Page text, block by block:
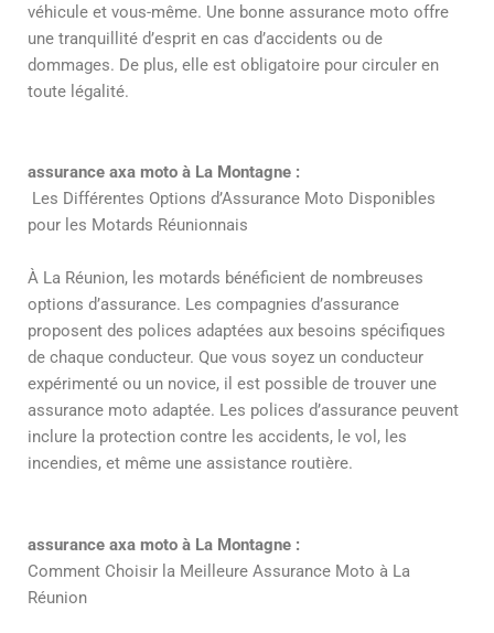
véhicule et vous-même. Une bonne assurance moto offre
une tranquillité d’esprit en cas d’accidents ou de
dommages. De plus, elle est obligatoire pour circuler en
toute légalité.
assurance axa moto à La Montagne :
Les Différentes Options d’Assurance Moto Disponibles
pour les Motards Réunionnais
À La Réunion, les motards bénéficient de nombreuses
options d’assurance. Les compagnies d’assurance
proposent des polices adaptées aux besoins spécifiques
de chaque conducteur. Que vous soyez un conducteur
expérimenté ou un novice, il est possible de trouver une
assurance moto adaptée. Les polices d’assurance peuvent
inclure la protection contre les accidents, le vol, les
incendies, et même une assistance routière.
assurance axa moto à La Montagne :
Comment Choisir la Meilleure Assurance Moto à La
Réunion